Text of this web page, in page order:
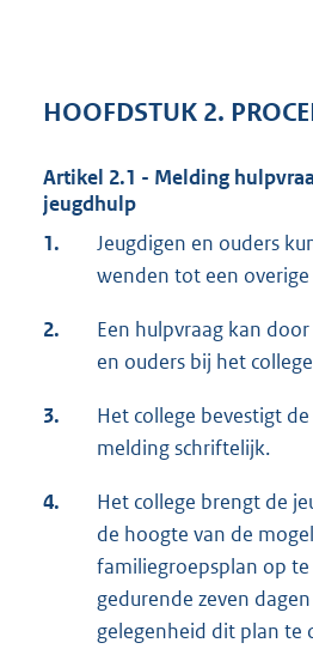
HOOFDSTUK 2.
Artikel 2.1 - Melding
jeugdhulp
1.
Jeugdigen en ouders
wenden tot een
2.
Een hulpvraag kan
en ouders bij het
3.
Het college bevestigt
melding schriftelijk.
4.
Het college brengt de
de hoogte van de
familiegroepsplan op
gedurende zeven
gelegenheid dit plan te